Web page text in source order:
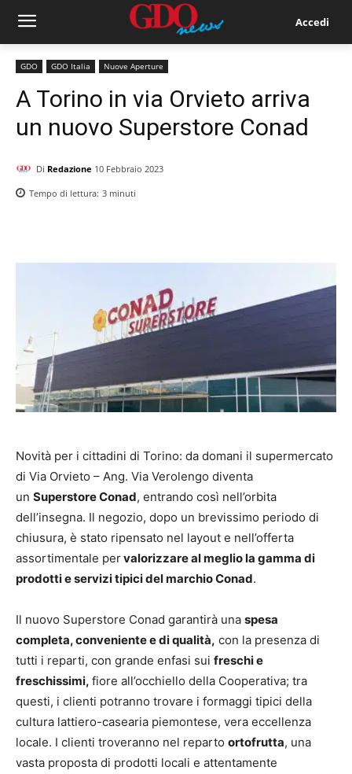
Accedi
GDO GDO Italia Nuove Aperture
A Torino in via Orvieto arriva
un nuovo Superstore Conad
Di Redazione 10 Febbraio 2023
Tempo di lettura: 3 minuti
Novità per i cittadini di Torino: da domani il supermercato
di Via Orvieto – Ang. Via Verolengo diventa
un Superstore Conad, entrando così nell’orbita
dell’insegna. Il negozio, dopo un brevissimo periodo di
chiusura, è stato ripensato nel layout e nell’offerta
assortimentale pervalorizzare al meglio la gamma di
prodotti e servizi tipici del marchio Conad.
Il nuovo Superstore Conad garantirà una spesa
completa, conveniente e di qualità, con la presenza di
tutti i reparti, con grande enfasi sui freschi e
freschissimi, fiore all’occhiello della Cooperativa; tra
questi, i clienti potranno trovare i formaggi tipici della
cultura lattiero-casearia piemontese, vera eccellenza
locale. I clienti troveranno nel reparto ortofrutta, una
vasta proposta di prodotti locali e attentamente